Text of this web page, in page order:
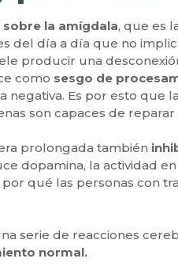
la amígdala, que es
del día a día que no
producir una
como sesgo de
Es por esto que
son capaces de
prolongada también
dopamina, la actividad en
qué las personas con
serie de reacciones
normal.